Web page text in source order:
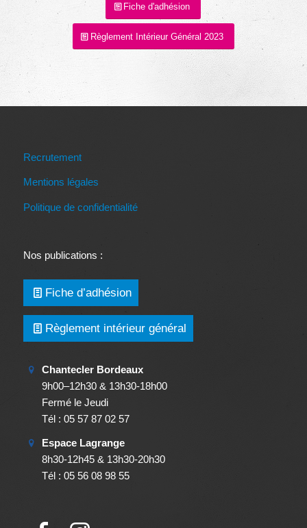
Fiche d'adhésion
Règlement Intérieur Général 2023
Recrutement
Mentions légales
Politique de confidentialité
Nos publications :
Fiche d’adhésion
Règlement intérieur général
Chantecler Bordeaux
9h00–12h30 & 13h30-18h00
Fermé le Jeudi
Tél : 05 57 87 02 57
Espace Lagrange
8h30-12h45 & 13h30-20h30
Tél : 05 56 08 98 55